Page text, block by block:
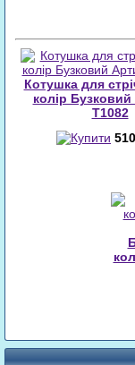
Котушка для
колір
T1082